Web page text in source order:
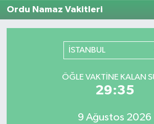
Ordu Namaz Vakitleri
İSTANBUL
ÖĞLE VAKTINE KALAN
29:35
9 Ağustos 2026
İstanbul Hava Durumu
İstanbul Trafik Yoğunluk
Süper Lig Puan Durumu ve